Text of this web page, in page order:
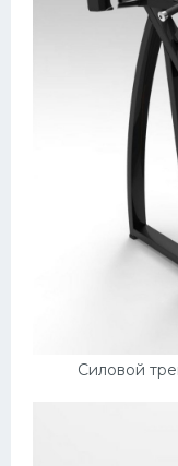
Силовой